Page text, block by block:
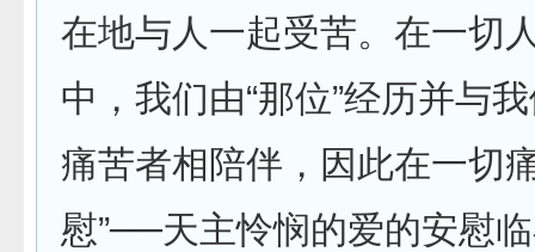
在地与人一起受苦。在一切
中，我们由“那位”经历并与
痛苦者相陪伴，因此在一切
慰”──天主怜悯的爱的安慰